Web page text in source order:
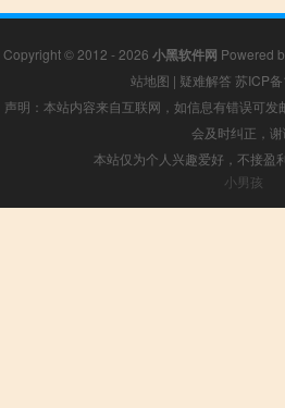
Copyright © 2012 - 2026 小黑软件网 Powered
站地图 | 疑难解答 苏ICP
声明：本站内容来自互联网，如信息有错误可
会及时纠正，谢
本站仅为个人兴趣爱好，不接盈
小男孩